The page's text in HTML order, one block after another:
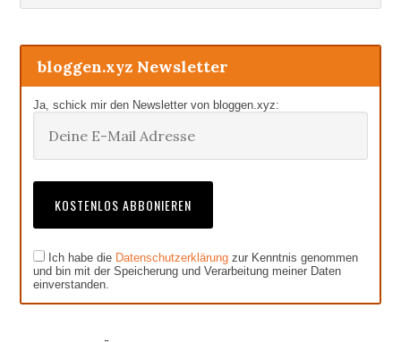
bloggen.xyz Newsletter
Ja, schick mir den Newsletter von bloggen.xyz:
Ich habe die Datenschutzerklärung zur Kenntnis genommen
und bin mit der Speicherung und Verarbeitung meiner Daten
einverstanden.